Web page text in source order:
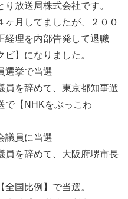
放送局株式会社です。
月してましたが、２００
経理を内部告発して退職
ビ】になりました。
選挙で当選
を辞めて、東京都知事選
で【NHKをぶっこわ
議員に当選
を辞めて、大阪府堺市長
国比例】で当選。